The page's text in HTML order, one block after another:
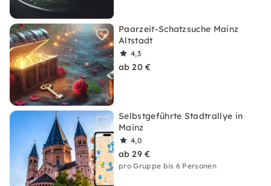
Paarzeit-Schatzsuche Mainz
Altstadt
4,3
ab 20 €
Selbstgeführte Stadtrallye in
Mainz
4,0
ab 29 €
pro Gruppe bis 6 Personen